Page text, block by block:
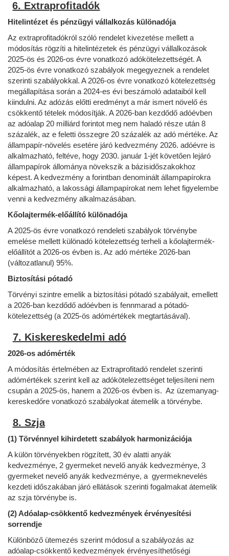
6. Extraprofitadók
Hitelintézet és pénzügyi vállalkozás különadója
Az extraprofitadókról szóló rendelet kivezetése mellett a
módosítás rögzíti a hitelintézetek és pénzügyi vállalkozások
2025-ös és 2026-os évre vonatkozó adókötelezettségét. A
2025-ös évre vonatkozó szabályok megegyeznek a rendelet
szerinti szabályokkal. A 2026-os évre vonatkozó kötelezettség
megállapítása során a 2024-es évi beszámoló adataiból kell
kiindulni. Az adózás előtti eredményt a már ismert növelő és
csökkentő tételek módosítják. A 2026-ban kezdődő adóévben
az adóalap 20 milliárd forintot meg nem haladó része után 8
százalék, az e feletti összegre 20 százalék az adó mértéke. Az
állampapír-növelés esetére járó kedvezmény 2026. adóévre is
alkalmazható, feltéve, hogy 2030. január 1-jét követően lejáró
állampapírok állománya növekszik a bázisidőszakokhoz
képest. A kedvezmény a forintban denominált állampapírokra
alkalmazható, a lakossági állampapírokat nem lehet figyelembe
venni a kedvezmény alkalmazásában.
Kőolajtermék-előállító különadója
A 2025-ös évre vonatkozó rendeleti szabályok törvénybe
emelése mellett különadó kötelezettség terheli a kőolajtermék-
előállítót a 2026-os évben is. Az adó mértéke 2026-ban
(változatlanul) 95%.
Biztosítási pótadó
Törvényi szintre emelik a biztosítási pótadó szabályait, emellett
a 2026-ban kezdődő adóévben is fennmarad a pótadó-
kötelezettség (a 2025-ös adómértékek megtartásával).
7. Kiskereskedelmi adó
2026-os adómérték
A módosítás értelmében az Extraprofitadó rendelet szerinti
adómértékek szerint kell az adókötelezettséget teljesíteni nem
csupán a 2025-ös, hanem a 2026-os évben is. Az üzemanyag-
kereskedőre vonatkozó szabályokat átemelik a törvénybe.
8. Szja
(1) Törvénnyel kihirdetett szabályok harmonizációja
A külön törvényekben rögzített, 30 év alatti anyák
kedvezménye, 2 gyermeket nevelő anyák kedvezménye, 3
gyermeket nevelő anyák kedvezménye, a gyermeknevelés
kezdeti időszakában járó ellátások szerinti fogalmakat átemelik
az szja törvénybe is.
(2) Adóalap-csökkentő kedvezmények érvényesítési
sorrendje
Különböző ütemezés szerint módosul a szabályozás az
adóalap-csökkentő kedvezmények érvényesíthetőségi